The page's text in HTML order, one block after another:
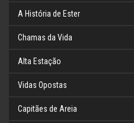
A História de Ester
Chamas da Vida
Alta Estação
Vidas Opostas
Capitães de Areia